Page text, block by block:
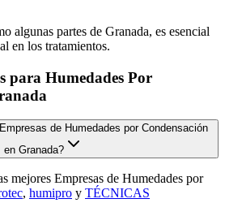
algunas partes de Granada, es esencial
en los tratamientos.
para Humedades Por
de Humedades por Condensación
en Granada?
mejores Empresas de Humedades por
, humipro y TÉCNICAS